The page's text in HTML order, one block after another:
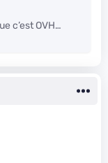
c’est OVH…